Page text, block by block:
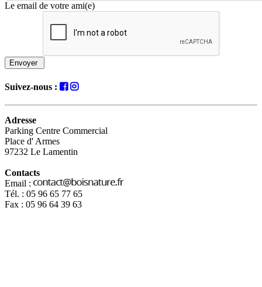
Le email de votre ami(e)
Envoyer
Suivez-nous :
Adresse
Parking Centre Commercial
Place d' Armes
97232 Le Lamentin
Contacts
Email :
Tél. : 05 96 65 77 65
Fax : 05 96 64 39 63